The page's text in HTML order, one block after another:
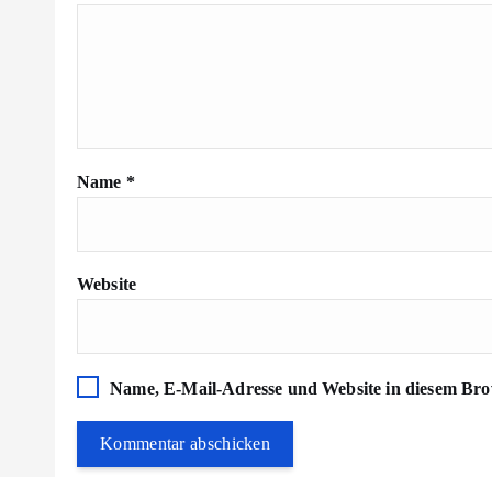
Name *
Website
Name, E-Mail-Adresse und Website in diesem